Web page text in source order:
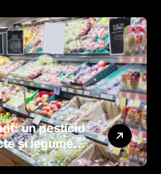
un pesticid
și legume
dezvoltarea